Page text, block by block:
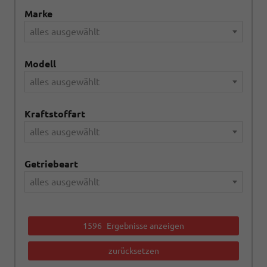
Marke
alles ausgewählt
Modell
alles ausgewählt
Kraftstoffart
alles ausgewählt
Getriebeart
alles ausgewählt
1596 Ergebnisse anzeigen
zurücksetzen